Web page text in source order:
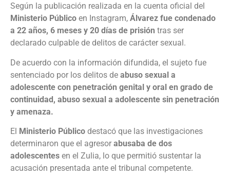
Según la publicación realizada en la cuenta oficial del
Ministerio Público en Instagram, Álvarez fue condenado
a 22 años, 6 meses y 20 días de prisión tras ser
declarado culpable de delitos de carácter sexual.
De acuerdo con la información difundida, el sujeto fue
sentenciado por los delitos de abuso sexual a
adolescente con penetración genital y oral en grado de
continuidad, abuso sexual a adolescente sin penetración
y amenaza.
El Ministerio Público destacó que las investigaciones
determinaron que el agresor abusaba de dos
adolescentes en el Zulia, lo que permitió sustentar la
acusación presentada ante el tribunal competente.